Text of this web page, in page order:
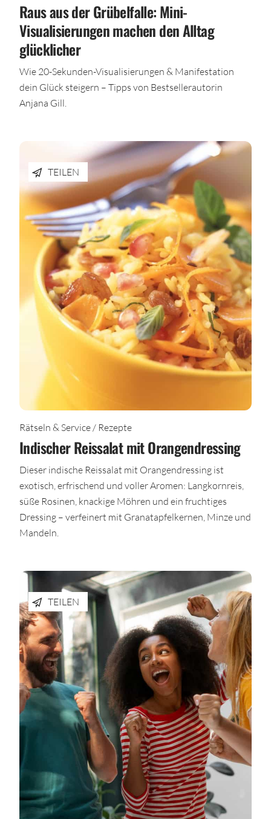
Raus aus der Grübelfalle: Mini-
Visualisierungen machen den Alltag
glücklicher
Wie 20-Sekunden-Visualisierungen & Manifestation
dein Glück steigern – Tipps von Bestsellerautorin
Anjana Gill.
TEILEN
Rätseln & Service / Rezepte
Indischer Reissalat mit Orangendressing
Dieser indische Reissalat mit Orangendressing ist
exotisch, erfrischend und voller Aromen: Langkornreis,
süße Rosinen, knackige Möhren und ein fruchtiges
Dressing – verfeinert mit Granatapfelkernen, Minze und
Mandeln.
TEILEN